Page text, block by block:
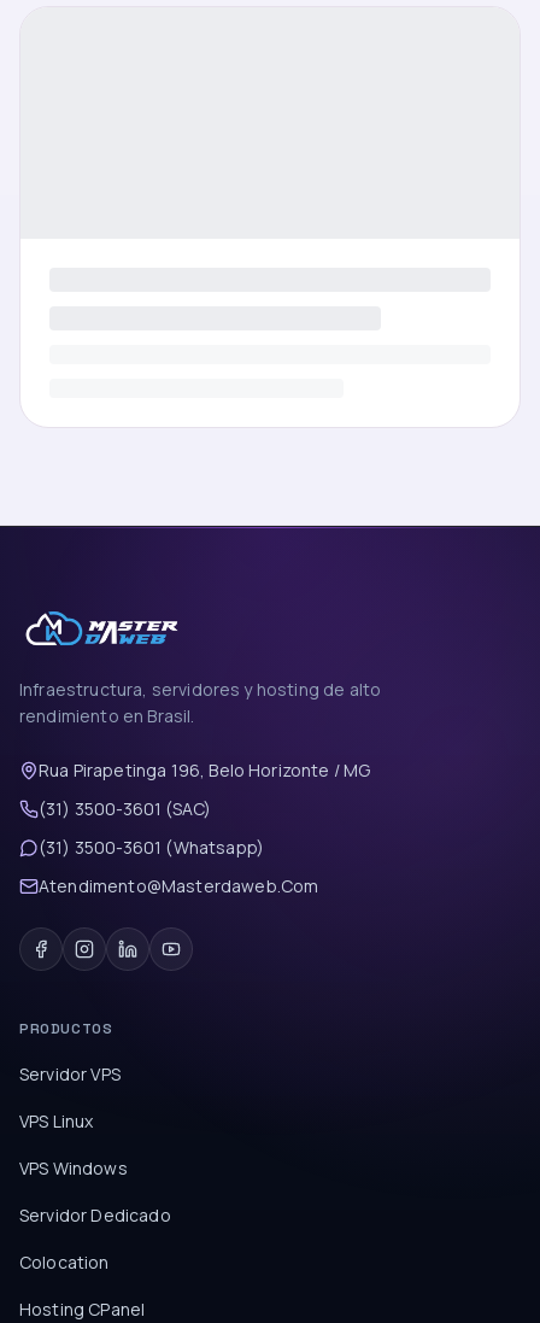
Infraestructura, servidores y hosting de alto
rendimiento en Brasil.
Rua Pirapetinga 196, Belo Horizonte / MG
(31) 3500-3601 (SAC)
(31) 3500-3601 (Whatsapp)
Atendimento@Masterdaweb.Com
PRODUCTOS
Servidor VPS
VPS Linux
VPS Windows
Servidor Dedicado
Colocation
Hosting CPanel